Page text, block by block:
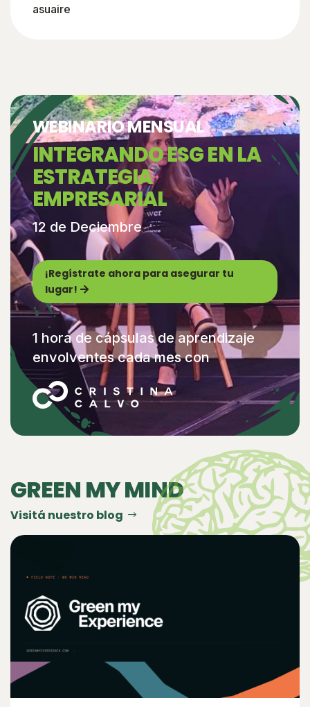
asuaire
WEBINARIO MENSUAL
INTEGRANDO ESG EN LA
ESTRATEGIA
EMPRESARIAL
12 de Deciembre
¡Regístrate ahora para asegurar tu
lugar!
1 hora de cápsulas de aprendizaje
envolventes cada mes con
GREEN MY MIND
Visitá nuestro blog